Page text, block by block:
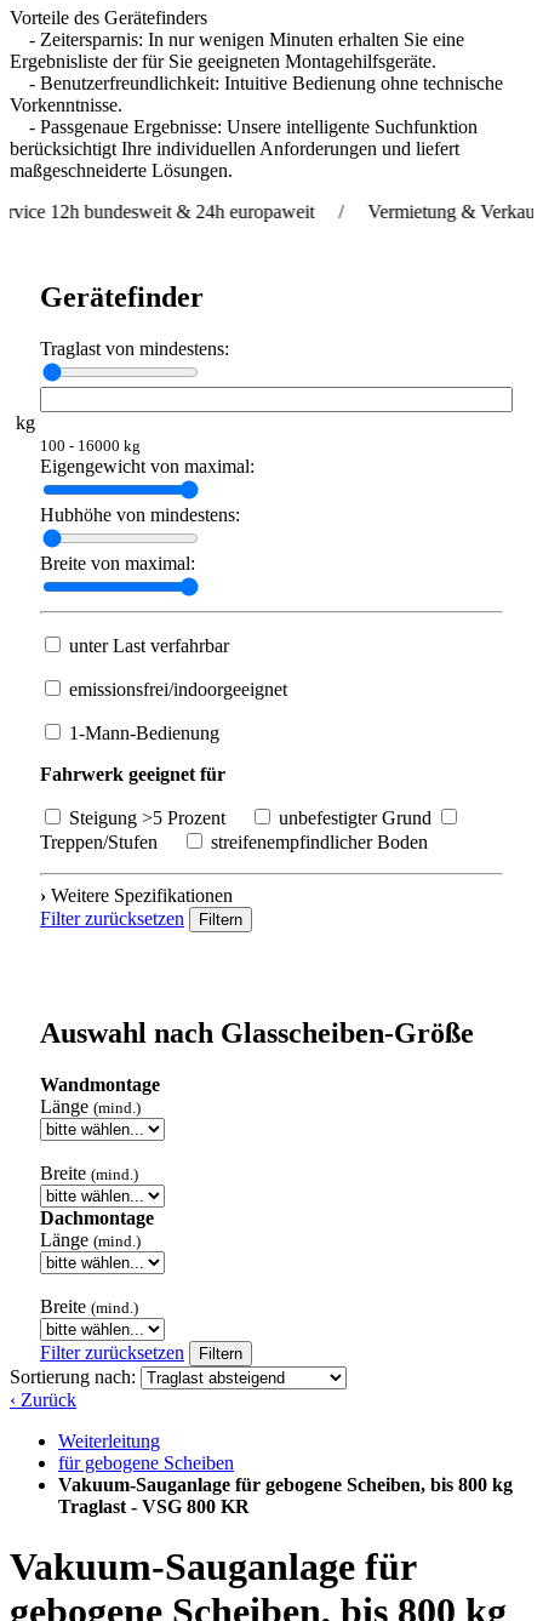
Vorteile des Gerätefinders
- Zeitersparnis: In nur wenigen Minuten erhalten Sie eine
Ergebnisliste der für Sie geeigneten Montagehilfsgeräte.
- Benutzerfreundlichkeit: Intuitive Bedienung ohne technische
Vorkenntnisse.
- Passgenaue Ergebnisse: Unsere intelligente Suchfunktion
berücksichtigt Ihre individuellen Anforderungen und liefert
maßgeschneiderte Lösungen.
& 24h europaweit / Vermietung & Verkauf
Gerätefinder
Traglast von mindestens:
kg
100 - 16000 kg
Eigengewicht von maximal:
Hubhöhe von mindestens:
Breite von maximal:
unter Last verfahrbar
emissionsfrei/indoorgeeignet
1-Mann-Bedienung
Fahrwerk geeignet für
Steigung >5 Prozent
unbefestigter Grund
Treppen/Stufen
streifenempfindlicher Boden
› Weitere Spezifikationen
Filter zurücksetzen
Filtern
Auswahl nach Glasscheiben-Größe
Wandmontage
Länge (mind.)
Breite (mind.)
Dachmontage
Länge (mind.)
Breite (mind.)
Filter zurücksetzen Filtern
Sortierung nach:
‹ Zurück
Weiterleitung
für gebogene Scheiben
Vakuum-Sauganlage für gebogene Scheiben, bis 800 kg
Traglast - VSG 800 KR
Vakuum-Sauganlage für
gebogene Scheiben, bis 800 kg